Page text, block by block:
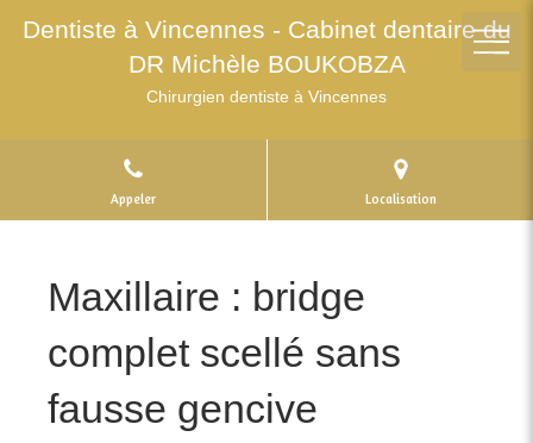
Dentiste à Vincennes - Cabinet dentaire du
DR Michèle BOUKOBZA
Chirurgien dentiste à Vincennes
Appeler Localisation
Maxillaire : bridge
complet scellé sans
fausse gencive